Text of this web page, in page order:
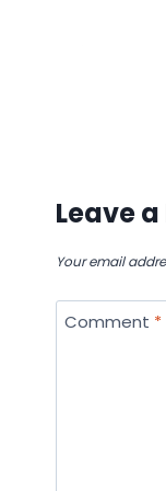
Leave
Your email
Comment *